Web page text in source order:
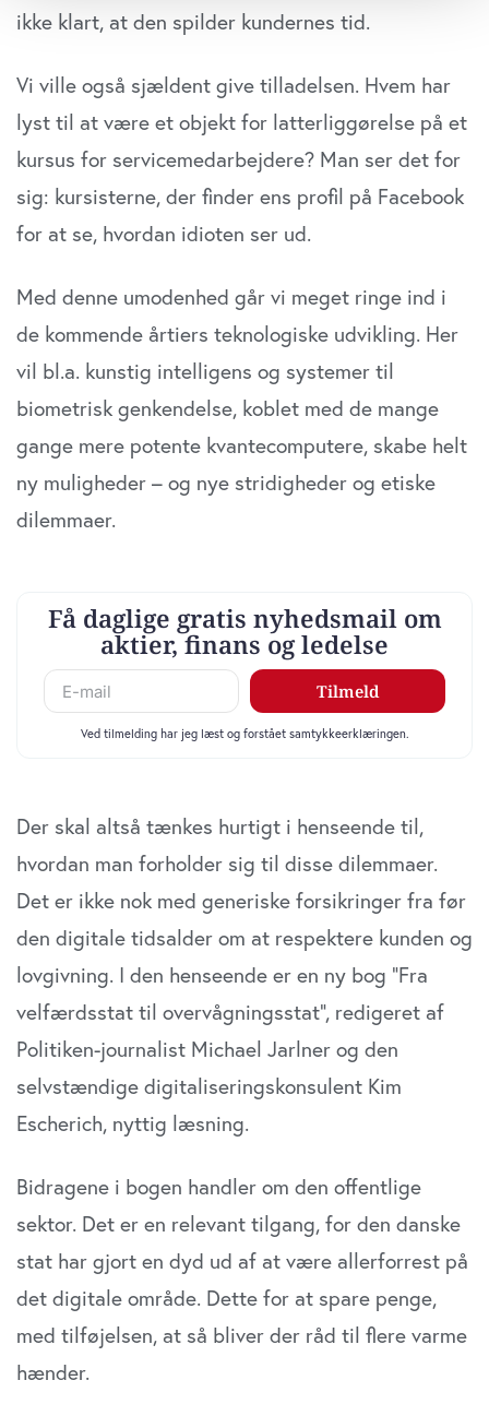
Identificere din enhed baseret på en scanning af
dens unikke karakteristika (fingerprinting)
Vi bruger cookies til at tilpasse vores indhold og
annoncer, til at vise dig funktioner til sociale medier og til
at analysere vores trafik. Vi deler også oplysninger om
din brug af vores website med vores partnere inden for
sociale medier, annonceringspartnere og
de har indsamlet fra din brug af deres tjenester. Du
samtykker til vores cookies, hvis du fortsætter med at
ikke klart, at den spilder kundernes tid.
Vi ville også sjældent give tilladelsen. Hvem har
lyst til at være et objekt for latterliggørelse på et
kursus for servicemedarbejdere? Man ser det for
sig: kursisterne, der finder ens profil på Facebook
for at se, hvordan idioten ser ud.
Med denne umodenhed går vi meget ringe ind i
de kommende årtiers teknologiske udvikling. Her
vil bl.a. kunstig intelligens og systemer til
biometrisk genkendelse, koblet med de mange
gange mere potente kvantecomputere, skabe helt
ny muligheder – og nye stridigheder og etiske
dilemmaer.
Der skal altså tænkes hurtigt i henseende til,
hvordan man forholder sig til disse dilemmaer.
Det er ikke nok med generiske forsikringer fra før
den digitale tidsalder om at respektere kunden og
lovgivning. I den henseende er en ny bog ”Fra
velfærdsstat til overvågningsstat”, redigeret af
Politiken-journalist Michael Jarlner og den
selvstændige digitaliseringskonsulent Kim
Escherich, nyttig læsning.
Bidragene i bogen handler om den offentlige
sektor. Det er en relevant tilgang, for den danske
stat har gjort en dyd ud af at være allerforrest på
det digitale område. Dette for at spare penge,
med tilføjelsen, at så bliver der råd til flere varme
hænder.